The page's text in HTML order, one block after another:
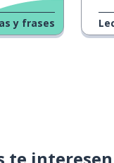
y frases